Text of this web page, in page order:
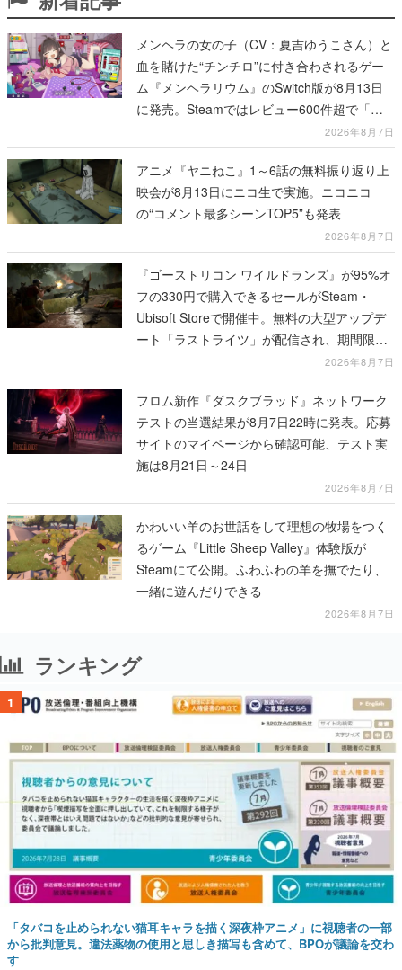
メンヘラの女の子（CV：夏吉ゆうこさん）と
血を賭けた“チンチロ”に付き合わされるゲー
ム『メンヘラリウム』のSwitch版が8月13日
に発売。Steamではレビュー600件超で「非
2026年8月7日
アニメ『ヤニねこ』1～6話の無料振り返り上
映会が8月13日にニコ生で実施。ニコニコ
の“コメント最多シーンTOP5”も発表
2026年8月7日
『ゴーストリコン ワイルドランズ』が95%オ
フの330円で購入できるセールがSteam・
Ubisoft Storeで開催中。無料の大型アップデ
ート「ラストライツ」が配信され、期間限定
の無料プレイや過去作の無料配布も2026年8月7日
フロム新作『ダスクブラッド』ネットワーク
テストの当選結果が8月7日22時に発表。応募
サイトのマイページから確認可能、テスト実
施は8月21日～24日
2026年8月7日
かわいい羊のお世話をして理想の牧場をつく
るゲーム『Little Sheep Valley』体験版が
Steamにて公開。ふわふわの羊を撫でたり、
一緒に遊んだりできる
2026年8月7日
ランキング
1
「タバコを止められない猫耳キャラを描く深夜枠アニメ」に視聴者の一部
から批判意見。違法薬物の使用と思しき描写も含めて、BPOが議論を交わ
す